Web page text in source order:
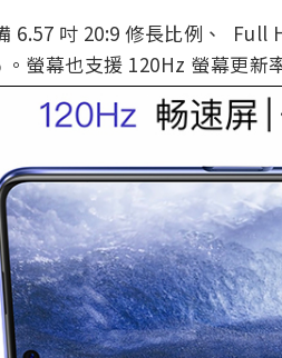
6.57 吋 20:9 修長比例、 Full
螢幕也支援 120Hz 螢幕更新